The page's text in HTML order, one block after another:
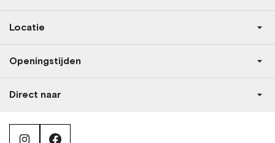
Locatie
Openingstijden
Direct naar